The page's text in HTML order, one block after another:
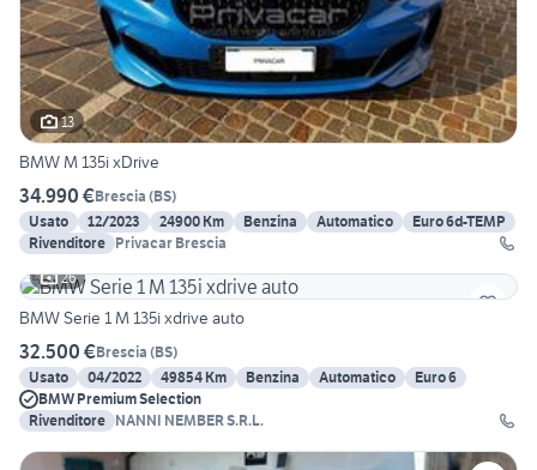
13
BMW M 135i xDrive
34.990 €Brescia (BS)
Usato
12/2023 24900 Km Benzina Automatico
Euro 6d-TEMP
Rivenditore Privacar Brescia
26
BMW Serie 1 M 135i xdrive auto
32.500 €Brescia (BS)
Usato
04/2022 49854 Km Benzina Automatico
Euro 6
BMW Premium Selection
Rivenditore NANNI NEMBER S.R.L.